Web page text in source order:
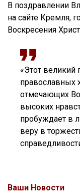
В поздравлении
на сайте Кремля,
Воскресения
«Этот великий
православных
отмечающих
высоких
пробуждает в
веру в
Ваши Новости